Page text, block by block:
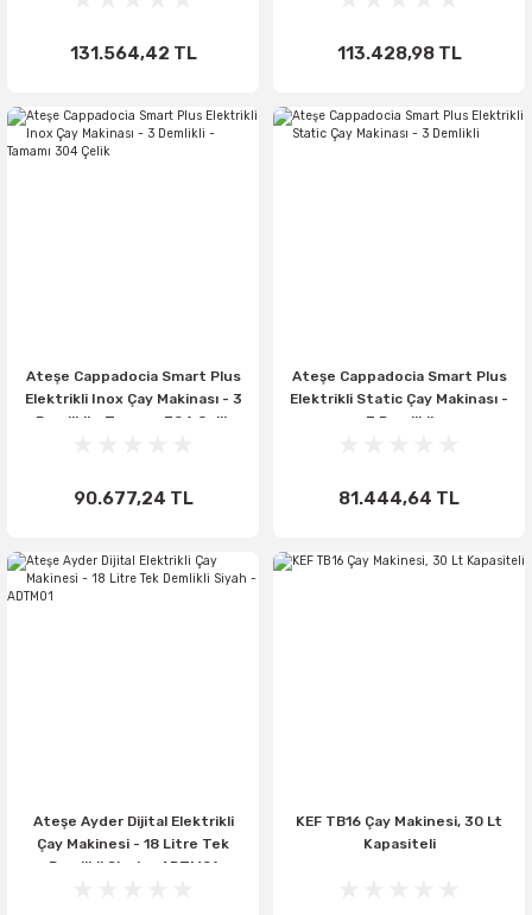
131.564,42 TL 113.428,98 TL
Ateşe Cappadocia Smart Plus
Elektrikli Inox Çay Makinası - 3
Demlikli - Tamamı 304 Çelik
90.677,24 TL
Ateşe Cappadocia Smart Plus
Elektrikli Static Çay Makinası -
3 Demlikli
81.444,64 TL
Ateşe Ayder Dijital Elektrikli
Çay Makinesi - 18 Litre Tek
Demlikli Siyah - ADTM01
KEF TB16 Çay Makinesi, 30 Lt
Kapasiteli